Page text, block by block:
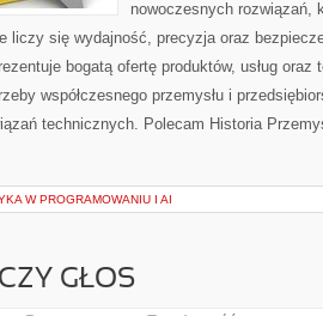
nowoczesnych rozwiązań,
liczy się wydajność, precyzja oraz
bogatą ofertę produktów, usług oraz
współczesnego przemysłu i
technicznych. Polecam Historia
W PROGRAMOWANIU I AI
GŁOS